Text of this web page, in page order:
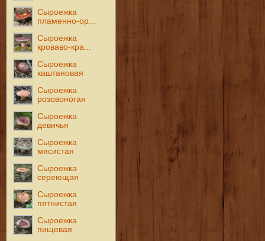
Сыроежка
пламенно-ор...
Сыроежка
кроваво-кра...
Сыроежка
каштановая
Сыроежка
розовоногая
Сыроежка
девичья
Сыроежка
мясистая
Сыроежка
сереющая
Сыроежка
пятнистая
Сыроежка
пищевая